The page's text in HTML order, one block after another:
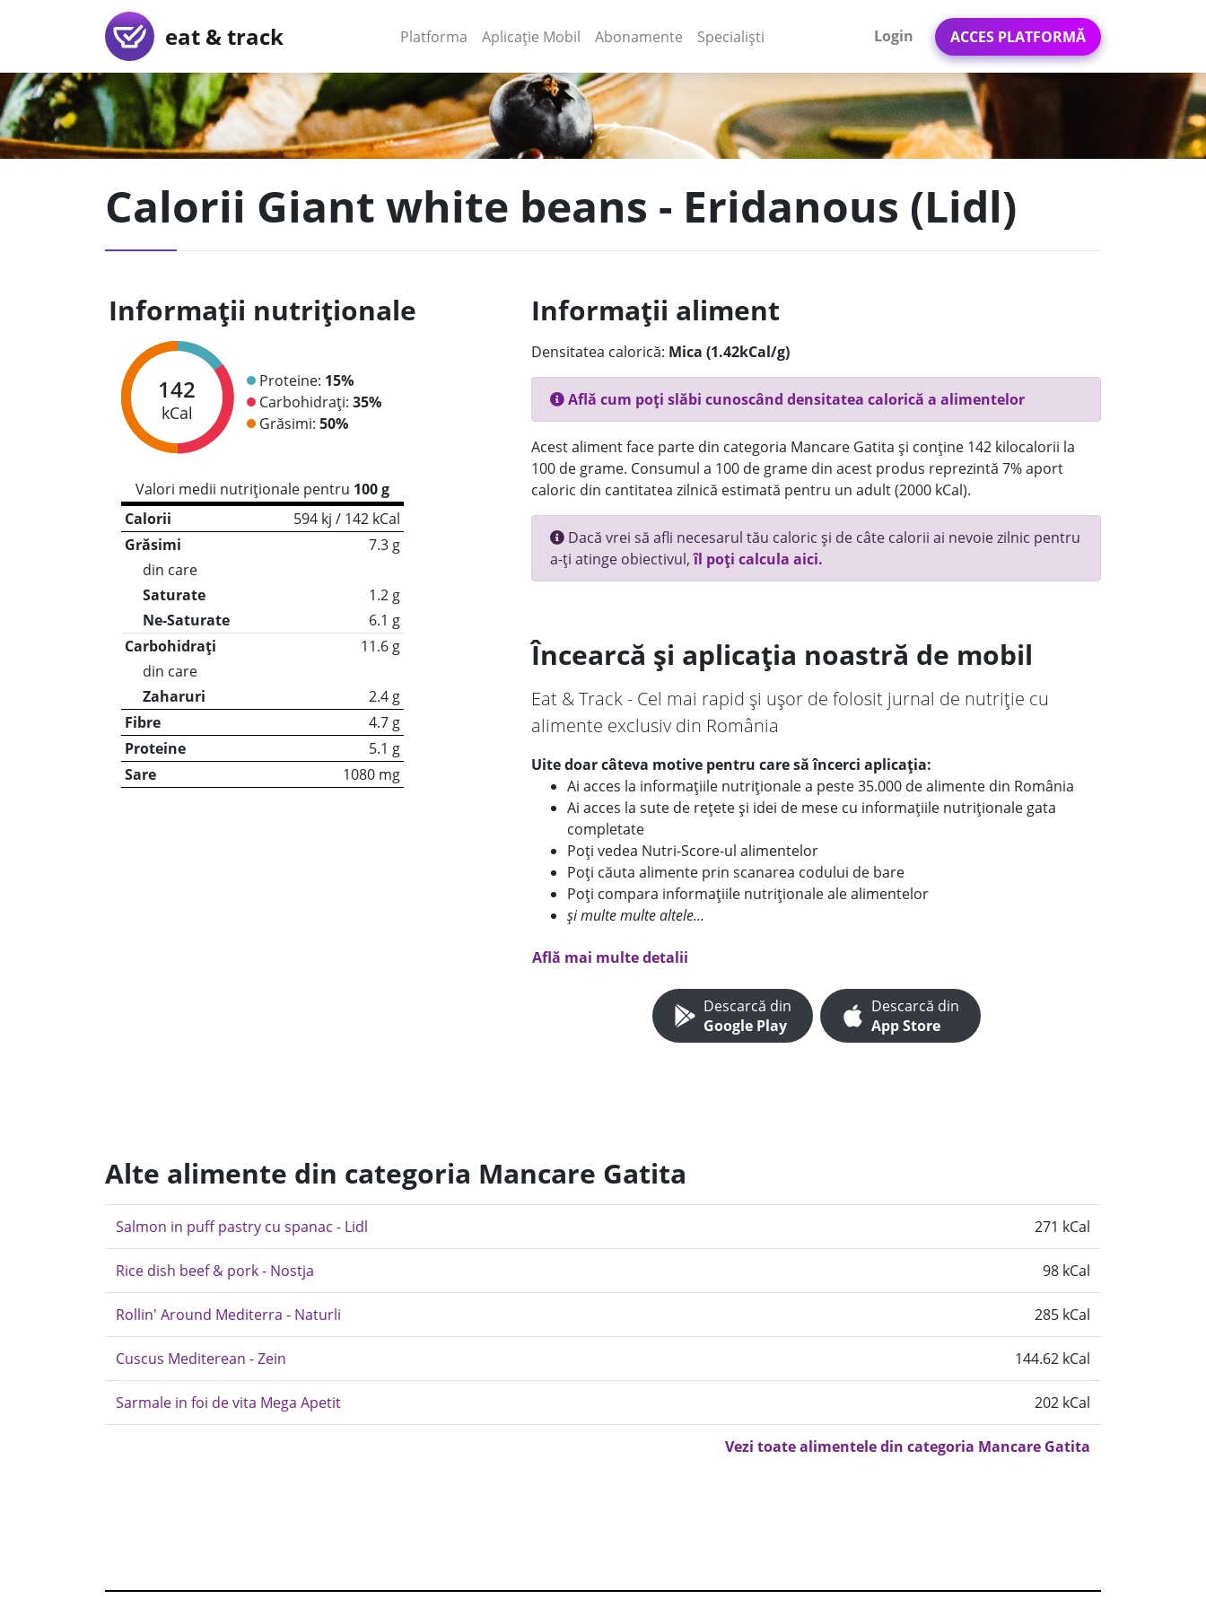
eat & track Platforma (current)
Aplicație Mobil (current)
Abonamente Specialiști Login ACCES PLATFORMĂ
Calorii Giant white beans - Eridanous (Lidl)
Informații nutriționale
142
kCal
Proteine: 15%
Carbohidrați: 35%
Grăsimi: 50%
Valori medii nutriționale pentru 100 g
Calorii
594 kj / 142 kCal
Grăsimi
7.3 g
din care
Saturate
1.2 g
Ne-Saturate
6.1 g
Carbohidrați
11.6 g
din care
Zaharuri
2.4 g
Fibre
4.7 g
Proteine
5.1 g
Sare
1080 mg
Informații aliment
Densitatea calorică: Mica (1.42kCal/g)
Află cum poți slăbi cunoscând densitatea calorică a alimentelor
Acest aliment face parte din categoria Mancare Gatita și conține 142 kilocalorii la
100 de grame. Consumul a 100 de grame din acest produs reprezintă 7% aport
caloric din cantitatea zilnică estimată pentru un adult (2000 kCal).
Dacă vrei să afli necesarul tău caloric și de câte calorii ai nevoie zilnic pentru
a-ți atinge obiectivul,îl poți calcula aici.
Încearcă și aplicația noastră de mobil
Eat & Track - Cel mai rapid și ușor de folosit jurnal de nutriție cu
alimente exclusiv din România
Uite doar câteva motive pentru care să încerci aplicația:
Ai acces la informațiile nutriționale a peste 35.000 de alimente din România
Ai acces la sute de rețete și idei de mese cu informațiile nutriționale gata
completate
Poți vedea Nutri-Score-ul alimentelor
Poți căuta alimente prin scanarea codului de bare
Poți compara informațiile nutriționale ale alimentelor
și multe multe altele...
Află mai multe detalii
Descarcă din
Google Play
Descarcă din
App Store
Alte alimente din categoria Mancare Gatita
Salmon in puff pastry cu spanac - Lidl 271 kCal
Rice dish beef & pork - Nostja 98 kCal
Rollin' Around Mediterra - Naturli 285 kCal
Cuscus Mediterean - Zein 144.62 kCal
Sarmale in foi de vita Mega Apetit 202 kCal
Vezi toate alimentele din categoria Mancare Gatita